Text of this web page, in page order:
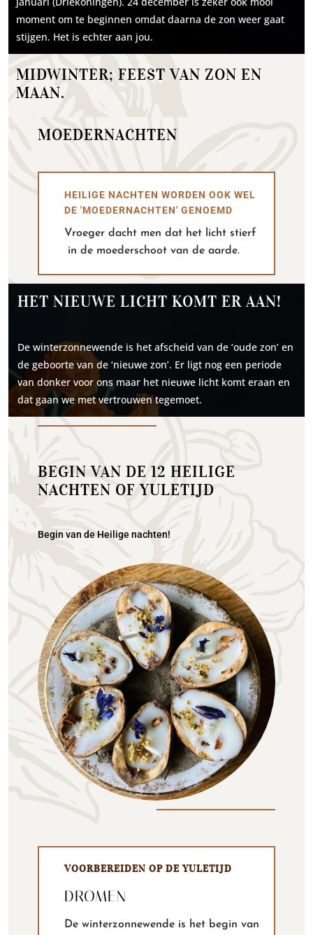
moment om te beginnen omdat daarna de zon weer gaat
stijgen. Het is echter aan jou.
MIDWINTER; FEEST VAN ZON EN
MAAN.
MOEDERNACHTEN
HEILIGE NACHTEN WORDEN OOK WEL
DE 'MOEDERNACHTEN' GENOEMD
Vroeger dacht men dat het licht stierf
in de moederschoot van de aarde.
HET NIEUWE LICHT KOMT ER AAN!
De winterzonnewende is het afscheid van de ‘oude zon’ en
de geboorte van de ‘nieuwe zon’. Er ligt nog een periode
van donker voor ons maar het nieuwe licht komt eraan en
dat gaan we met vertrouwen tegemoet.
BEGIN VAN DE 12 HEILIGE
NACHTEN OF YULETIJD
Begin van de Heilige nachten!
VOORBEREIDEN OP DE YULETIJD
DROMEN
De winterzonnewende is het begin van